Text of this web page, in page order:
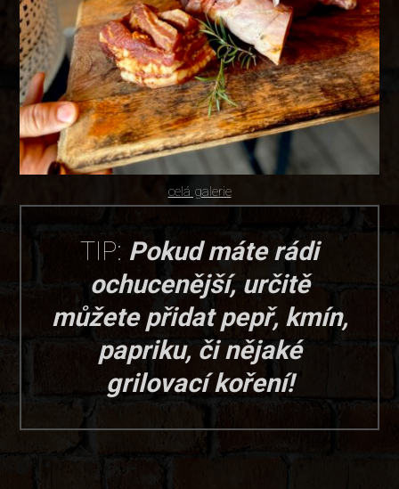
celá galerie
TIP: Pokud máte rádi
ochucenější, určitě
můžete přidat pepř, kmín,
papriku, či nějaké
grilovací koření!